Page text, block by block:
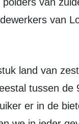
van
tussen de
er in de